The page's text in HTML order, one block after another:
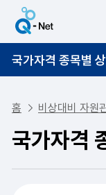
국가자격 종목별
홈 비상대비 자원
국가자격